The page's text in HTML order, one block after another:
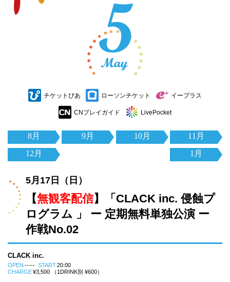
チケットぴあ ローソンチケット イープラス
CNプレイガイド LivePocket
8月 9月 10月
11月
12月
1月
5月17日（日）
【無観客配信】「CLACK inc. 侵蝕プ
ログラム 」 ー 定期無料単独公演 ー
作戦No.02
CLACK inc.
OPEN ----- START20:00
CHARGE¥3,500 （1DRINK別 ¥600）